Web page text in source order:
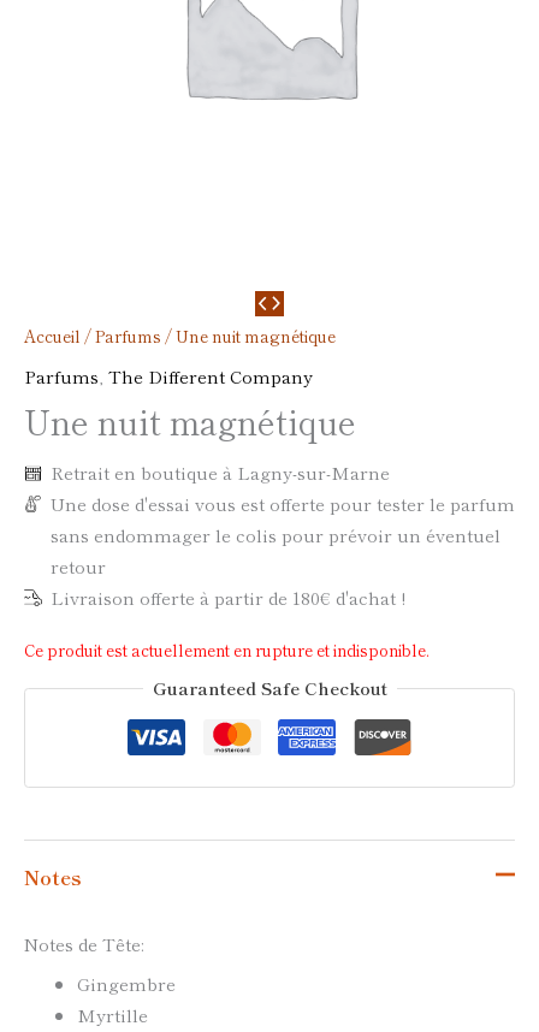
Accueil /Parfums / Une nuit magnétique
Parfums The Different Company
Une nuit magnétique
Retrait en boutique à Lagny-sur-Marne
Une dose d'essai vous est offerte pour tester le parfum
sans endommager le colis pour prévoir un éventuel
retour
Livraison offerte à partir de 180€ d'achat !
Ce produit est actuellement en rupture et indisponible.
Guaranteed Safe Checkout
Notes
Notes de Tête:
Gingembre
Myrtille